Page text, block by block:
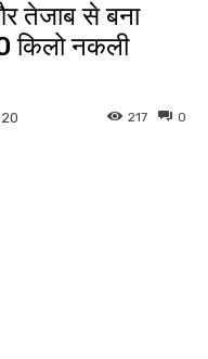
तेजाब से बना
किलो नकली
0
217